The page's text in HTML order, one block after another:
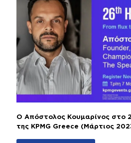
Ο Απόστολος Κουμαρίνος στο
της KPMG Greece (Μάρτιος